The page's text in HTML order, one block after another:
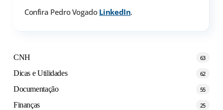
Confira Pedro Vogado LinkedIn.
CNH 63
Dicas e Utilidades 62
Documentação 55
Finanças 25